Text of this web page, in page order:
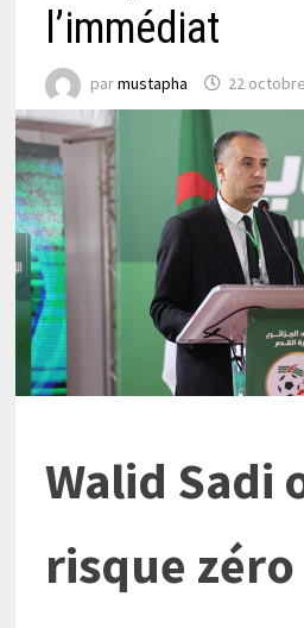
l’immédiat
parmustapha 22
Walid Sadi
risque zéro